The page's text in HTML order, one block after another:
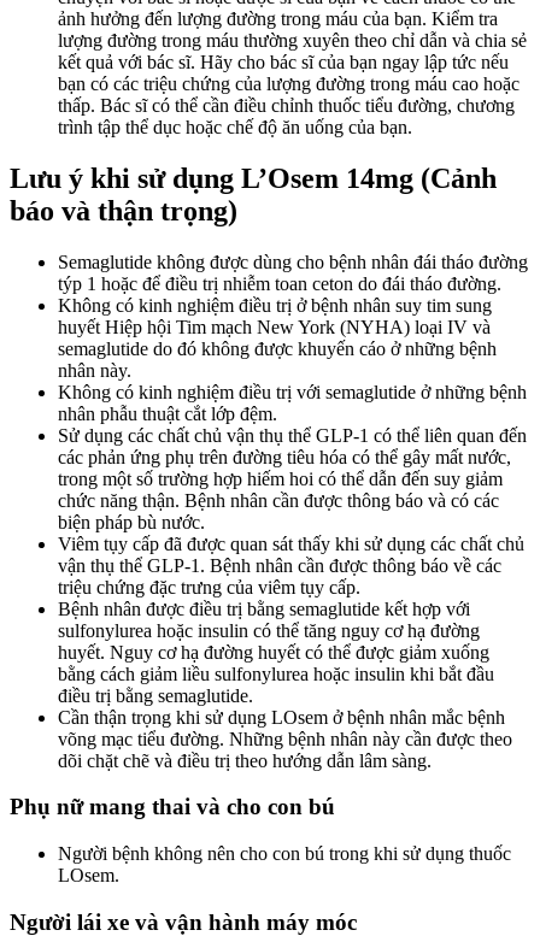
ảnh hưởng đến lượng đường trong máu của bạn. Kiểm tra
lượng đường trong máu thường xuyên theo chỉ dẫn và chia sẻ
kết quả với bác sĩ. Hãy cho bác sĩ của bạn ngay lập tức nếu
bạn có các triệu chứng của lượng đường trong máu cao hoặc
thấp. Bác sĩ có thể cần điều chỉnh thuốc tiểu đường, chương
trình tập thể dục hoặc chế độ ăn uống của bạn.
Lưu ý khi sử dụng L’Osem 14mg (Cảnh
báo và thận trọng)
Semaglutide không được dùng cho bệnh nhân đái tháo đường
týp 1 hoặc để điều trị nhiễm toan ceton do đái tháo đường.
Không có kinh nghiệm điều trị ở bệnh nhân suy tim sung
huyết Hiệp hội Tim mạch New York (NYHA) loại IV và
semaglutide do đó không được khuyến cáo ở những bệnh
nhân này.
Không có kinh nghiệm điều trị với semaglutide ở những bệnh
nhân phẫu thuật cắt lớp đệm.
Sử dụng các chất chủ vận thụ thể GLP-1 có thể liên quan đến
các phản ứng phụ trên đường tiêu hóa có thể gây mất nước,
trong một số trường hợp hiếm hoi có thể dẫn đến suy giảm
chức năng thận. Bệnh nhân cần được thông báo và có các
biện pháp bù nước.
Viêm tụy cấp đã được quan sát thấy khi sử dụng các chất chủ
vận thụ thể GLP-1. Bệnh nhân cần được thông báo về các
triệu chứng đặc trưng của viêm tụy cấp.
Bệnh nhân được điều trị bằng semaglutide kết hợp với
sulfonylurea hoặc insulin có thể tăng nguy cơ hạ đường
huyết. Nguy cơ hạ đường huyết có thể được giảm xuống
bằng cách giảm liều sulfonylurea hoặc insulin khi bắt đầu
điều trị bằng semaglutide.
Cần thận trọng khi sử dụng LOsem ở bệnh nhân mắc bệnh
võng mạc tiểu đường. Những bệnh nhân này cần được theo
dõi chặt chẽ và điều trị theo hướng dẫn lâm sàng.
Phụ nữ mang thai và cho con bú
Người bệnh không nên cho con bú trong khi sử dụng thuốc
LOsem.
Người lái xe và vận hành máy móc